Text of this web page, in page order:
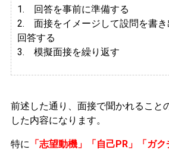
1. 回答を事前に準備する
2. 面接をイメージして設問を書
回答する
3. 模擬面接を繰り返す
前述した通り、面接で聞かれること
した内容になります。
特に 「志望動機」「自己PR」「ガ